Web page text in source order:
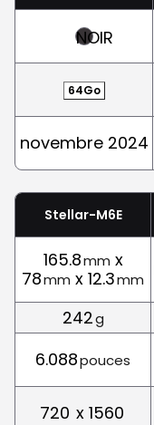
NOIR
64Go
novembre 2024
Stellar-M6E
165.8mm x
78mm x 12.3mm
242g
6.088pouces
720 x 1560